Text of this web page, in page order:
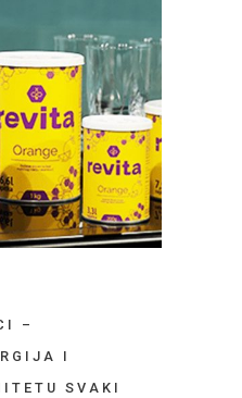
–
I
SVAKI